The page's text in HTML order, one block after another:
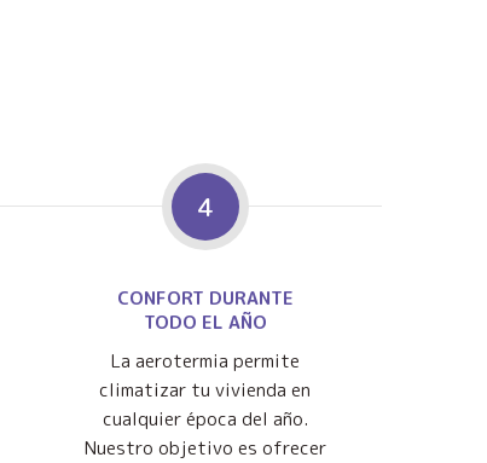
4
CONFORT DURANTE
TODO EL AÑO
La aerotermia permite
climatizar tu vivienda en
cualquier época del año.
Nuestro objetivo es ofrecer